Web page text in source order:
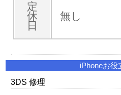
定
休
日
無し
iPhoneお役
3DS 修理